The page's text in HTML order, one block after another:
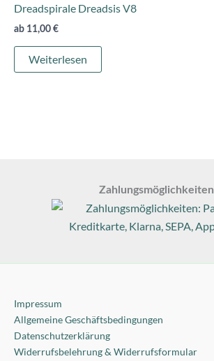
Dreadspirale Dreadsis V8
ab 11,00 €
Weiterlesen
Zahlungsmöglichkeiten
Impressum
Allgemeine Geschäftsbedingungen
Datenschutzerklärung
Widerrufsbelehrung & Widerrufsformular